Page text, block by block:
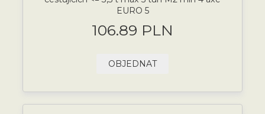
EURO 5
106.89 PLN
OBJEDNAT